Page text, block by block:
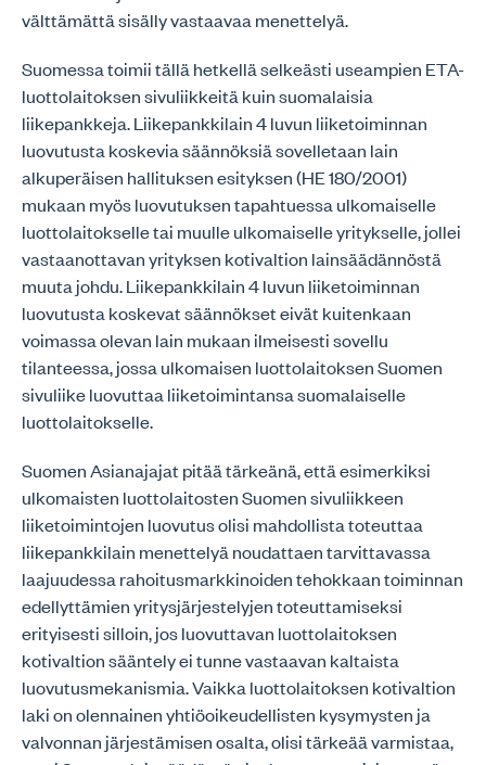
välttämättä sisälly vastaavaa menettelyä.
Suomessa toimii tällä hetkellä selkeästi useampien ETA-
luottolaitoksen sivuliikkeitä kuin suomalaisia
liikepankkeja. Liikepankkilain 4 luvun liiketoiminnan
luovutusta koskevia säännöksiä sovelletaan lain
alkuperäisen hallituksen esityksen (HE 180/2001)
mukaan myös luovutuksen tapahtuessa ulkomaiselle
luottolaitokselle tai muulle ulkomaiselle yritykselle, jollei
vastaanottavan yrityksen kotivaltion lainsäädännöstä
muuta johdu. Liikepankkilain 4 luvun liiketoiminnan
luovutusta koskevat säännökset eivät kuitenkaan
voimassa olevan lain mukaan ilmeisesti sovellu
tilanteessa, jossa ulkomaisen luottolaitoksen Suomen
sivuliike luovuttaa liiketoimintansa suomalaiselle
luottolaitokselle.
Suomen Asianajajat pitää tärkeänä, että esimerkiksi
ulkomaisten luottolaitosten Suomen sivuliikkeen
liiketoimintojen luovutus olisi mahdollista toteuttaa
liikepankkilain menettelyä noudattaen tarvittavassa
laajuudessa rahoitusmarkkinoiden tehokkaan toiminnan
edellyttämien yritysjärjestelyjen toteuttamiseksi
erityisesti silloin, jos luovuttavan luottolaitoksen
kotivaltion sääntely ei tunne vastaavan kaltaista
luovutusmekanismia. Vaikka luottolaitoksen kotivaltion
laki on olennainen yhtiöoikeudellisten kysymysten ja
valvonnan järjestämisen osalta, olisi tärkeää varmistaa,